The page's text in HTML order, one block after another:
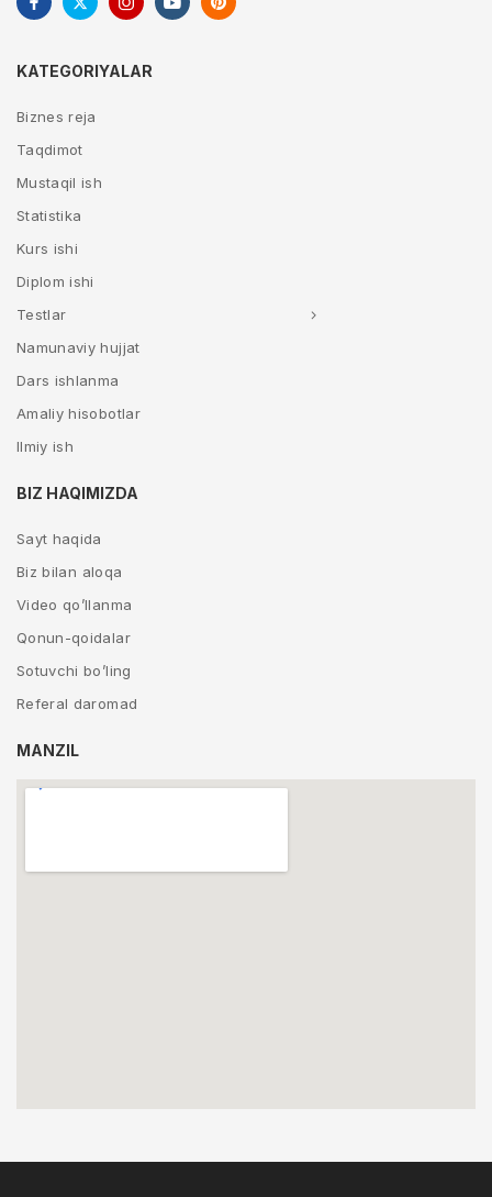
KATEGORIYALAR
Biznes reja
Taqdimot
Mustaqil ish
Statistika
Kurs ishi
Diplom ishi
Testlar
Namunaviy hujjat
Dars ishlanma
Amaliy hisobotlar
Ilmiy ish
BIZ HAQIMIZDA
Sayt haqida
Biz bilan aloqa
Video qo’llanma
Qonun-qoidalar
Sotuvchi bo’ling
Referal daromad
MANZIL